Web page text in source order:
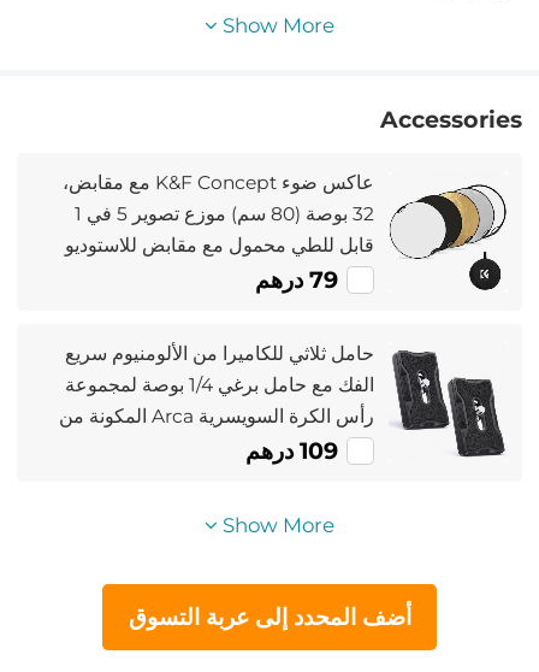
Show More
Accessories
عاكس ضوء K&F Concept مع مقابض،
32 بوصة (80 سم) موزع تصوير 5 في 1
قابل للطي محمول مع مقابض للاستوديو
والإضاءة الخارجية ذهبي فضي أبيض أسود
79 درهم
حامل ثلاثي للكاميرا من الألومنيوم سريع
الفك مع حامل برغي 1/4 بوصة لمجموعة
رأس الكرة السويسرية Arca المكونة من
2
109 درهم
Show More
أضف المحدد إلى عربة التسوق